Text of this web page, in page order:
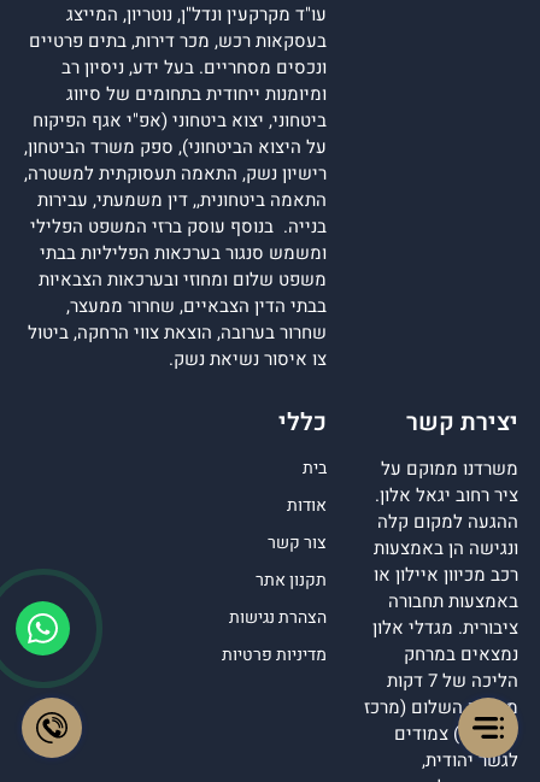
עו"ד מקרקעין ונדל"ן, נוטריון, המייצג
בעסקאות רכש, מכר דירות, בתים פרטיים
ונכסים מסחריים. בעל ידע, ניסיון רב
ומיומנות ייחודית בתחומים של סיווג
ביטחוני, יצוא ביטחוני (אפ"י אגף הפיקוח
על היצוא הביטחוני), ספק משרד הביטחון,
רישיון נשק, התאמה תעסוקתית למשטרה,
התאמה ביטחונית,, דין משמעתי, עבירות
בנייה. בנוסף עוסק ברזי המשפט הפלילי
ומשמש סנגור בערכאות הפליליות בבתי
משפט שלום ומחוזי ובערכאות הצבאיות
בבתי הדין הצבאיים, שחרור ממעצר,
שחרור בערובה, הוצאת צווי הרחקה, ביטול
צו איסור נשיאת נשק.
יצירת קשר
משרדנו ממוקם על
ציר רחוב יגאל אלון.
ההגעה למקום קלה
ונגישה הן באמצעות
רכב מכיוון איילון או
באמצעות תחבורה
ציבורית. מגדלי אלון
נמצאים במרחק
הליכה של 7 דקות
מרכבת השלום (מרכז
עזריאלי) צמודים
לגשר יהודית,
כללי
בית
אודות
צור קשר
תקנון אתר
הצהרת נגישות
מדיניות פרטיות